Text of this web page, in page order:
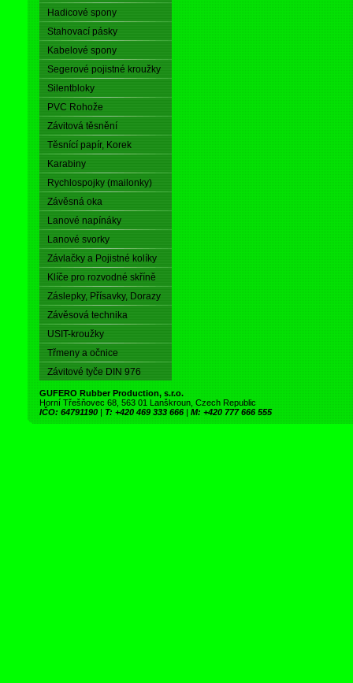
Hadicové spony
Stahovací pásky
Kabelové spony
Segerové pojistné kroužky
Silentbloky
PVC Rohože
Závitová těsnění
Těsnící papír, Korek
Karabiny
Rychlospojky (mailonky)
Závěsná oka
Lanové napínáky
Lanové svorky
Závlačky a Pojistné kolíky
Klíče pro rozvodné skříně
Záslepky, Přísavky, Dorazy
Závěsová technika
USIT-kroužky
Třmeny a očnice
Závitové tyče DIN 976
GUFERO Rubber Production, s.r.o.
Horní Třešňovec 68, 563 01 Lanškroun, Czech Republic
IČO: 64791190 | T: +420 469 333 666 | M: +420 777 666 555